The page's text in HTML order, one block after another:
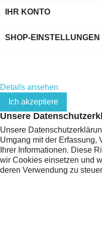
IHR KONTO
SHOP-EINSTELLUNGEN
Details ansehen
Ich akzeptiere
Unsere
Unsere
Umgang mit der Erfassung,
Ihrer Informationen. Diese
wir Cookies einsetzen und
deren Verwendung zu